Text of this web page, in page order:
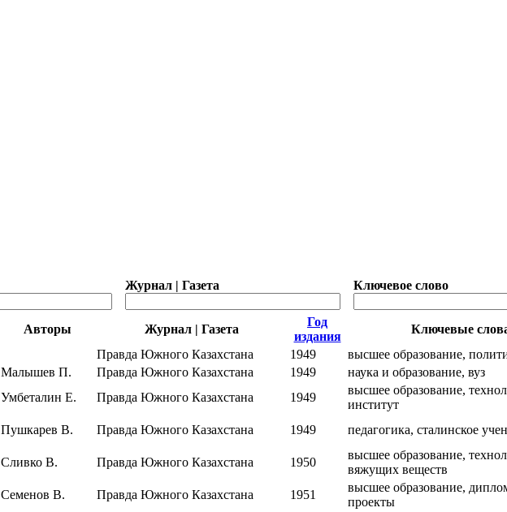
Журнал | Газета Ключевое слово
Авторы Журнал | Газета
Год
издания
Ключевые
Правда Южного Казахстана 1949 высшее образование,
Малышев П. Правда Южного Казахстана 1949 наука и образование, вуз
Умбеталин Е. Правда Южного Казахстана 1949
высшее образование,
институт
Пушкарев В. Правда Южного Казахстана 1949 педагогика, сталинское
Сливко В. Правда Южного Казахстана 1950
высшее образование,
вяжущих веществ
Семенов В. Правда Южного Казахстана 1951
высшее образование,
проекты